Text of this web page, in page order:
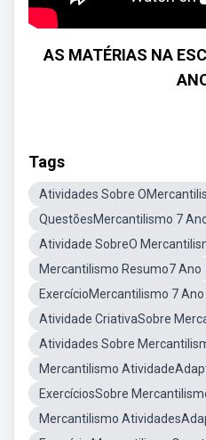
AS MATÉRIAS NA
Tags
Atividades Sobre
QuestõesMercantilismo 7
Atividade SobreO
Mercantilismo Resumo7 Ano
ExercícioMercantilismo 7 Ano
Atividade CriativaSobre
Atividades Sobre
Mercantilismo
ExercíciosSobre
Mercantilismo